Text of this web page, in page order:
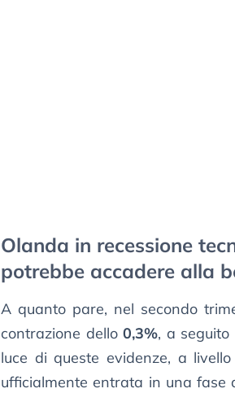
Olanda in recessione
potrebbe accadere alla
A quanto pare, nel secondo
contrazione dello0,3%, a
luce di queste evidenze, a
ufficialmente entrata in una fase